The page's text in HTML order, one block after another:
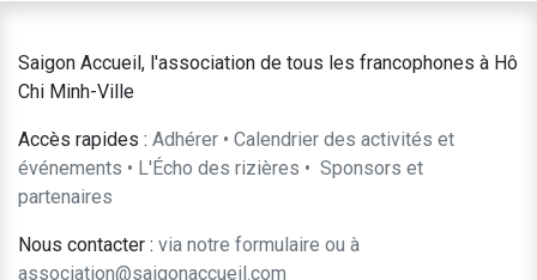
Saigon Accueil, l'association de tous les francophones à Hô
Chi Minh-Ville
Accès rapides : Adhérer • Calendrier des activités et
événements • L'Écho des rizières • ​Sponsors et
partenaires​​
Nous contacter : ​via notre formulaire ou à
association@saigonaccueil.com